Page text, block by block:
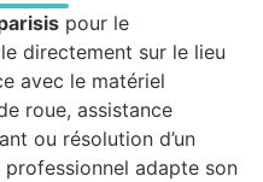
pour le
directement sur le lieu
avec le matériel
roue, assistance
ou résolution d’un
adapte son